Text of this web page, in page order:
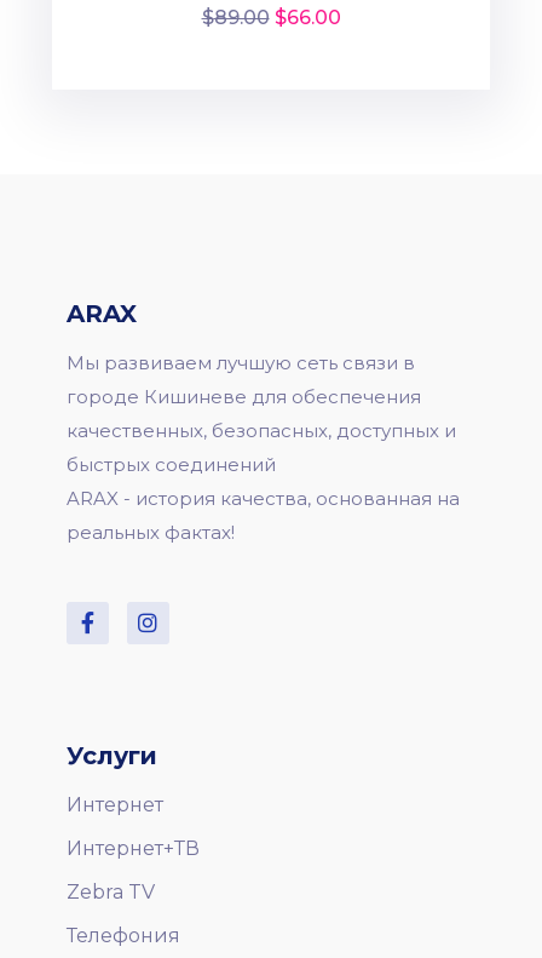
$89.00 $66.00
ARAX
Мы развиваем лучшую сеть связи в
городе Кишиневе для обеспечения
качественных, безопасных, доступных и
быстрых соединений
ARAX - история качества, основанная на
реальных фактах!
Услуги
Интернет
Интернет+ТВ
Zebra TV
Телефония